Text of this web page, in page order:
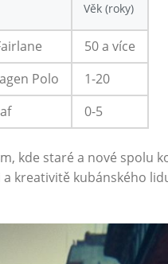
Věk (roky)
50 a více
‍Polo
1-20
0-5
‌kde ⁣staré a nové spolu
kreativitě​ kubánského